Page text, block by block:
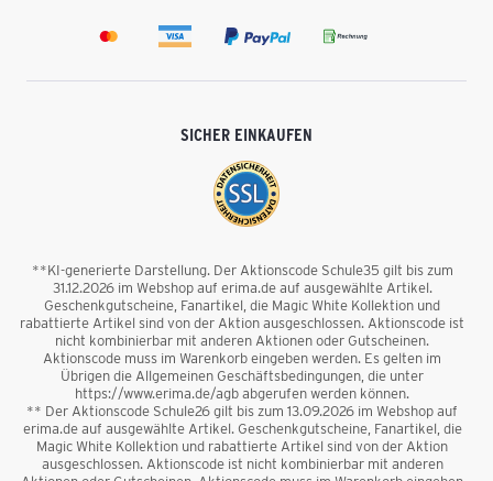
SICHER EINKAUFEN
**KI-generierte Darstellung. Der Aktionscode Schule35 gilt bis zum
31.12.2026 im Webshop auf erima.de auf ausgewählte Artikel.
Geschenkgutscheine, Fanartikel, die Magic White Kollektion und
rabattierte Artikel sind von der Aktion ausgeschlossen. Aktionscode ist
nicht kombinierbar mit anderen Aktionen oder Gutscheinen.
Aktionscode muss im Warenkorb eingeben werden. Es gelten im
Übrigen die Allgemeinen Geschäftsbedingungen, die unter
https://www.erima.de/agb abgerufen werden können.
** Der Aktionscode Schule26 gilt bis zum 13.09.2026 im Webshop auf
erima.de auf ausgewählte Artikel. Geschenkgutscheine, Fanartikel, die
Magic White Kollektion und rabattierte Artikel sind von der Aktion
ausgeschlossen. Aktionscode ist nicht kombinierbar mit anderen